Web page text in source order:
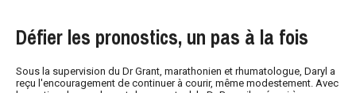
Défier les pronostics, un pas à la fois
Sous la supervision du Dr Grant, marathonien et rhumatologue, Daryl a
reçu l'encouragement de continuer à courir, même modestement. Avec